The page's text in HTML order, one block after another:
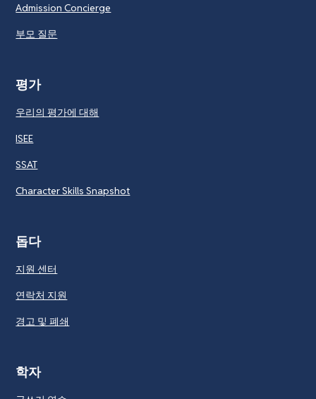
Admission Concierge
부모 질문
평가
우리의 평가에 대해
ISEE
SSAT
Character Skills Snapshot
돕다
지원 센터
연락처 지원
경고 및 폐쇄
학자